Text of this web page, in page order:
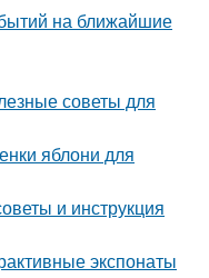
на ближайшие
советы для
яблони для
и инструкция
экспонаты